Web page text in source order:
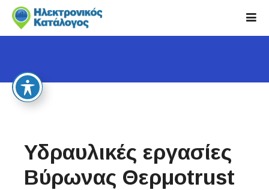
i
Υδραυλικές εργασίες
Βύρωνας Θερμοtrust